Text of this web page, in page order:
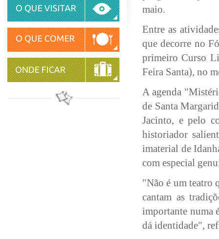
maio.
Entre as
que decorre no
primeiro Curso
Feira Santa), no
A agenda
de Santa
Jacinto, e pelo
historiador
imaterial de
com especial
"Não é um teatro
cantam as
importante numa
dá identidade",